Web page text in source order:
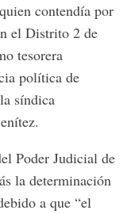
contendía por
el Distrito 2 de
tesorera
política de
síndica
Poder Judicial de
la determinación
a que “el